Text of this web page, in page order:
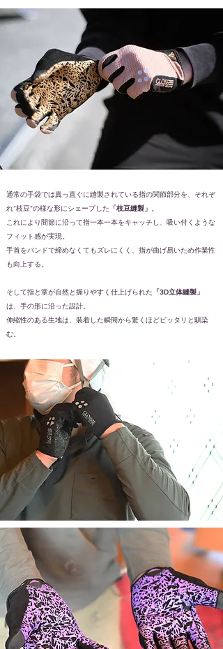
通常の手袋では真っ直ぐに縫製されている指の関節部分を、それぞ
れ”枝豆”の様な形にシェープした 「枝豆縫製」
これにより間節に沿って指一本一本をキャッチし、吸い付くような
フィット感が実現。
手首をバンドで締めなくてもズレにくく、指が曲げ易いため作業性
も向上する。
そして指と掌が自然と握りやすく仕上げられた 「3D立体縫製」
は、手の形に沿った設計。
伸縮性のある生地は、装着した瞬間から驚くほどピッタリと馴染
む。